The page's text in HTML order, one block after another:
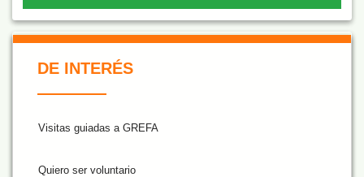
De Interés NARANJA
DE INTERÉS
Visitas guiadas a GREFA
Quiero ser voluntario